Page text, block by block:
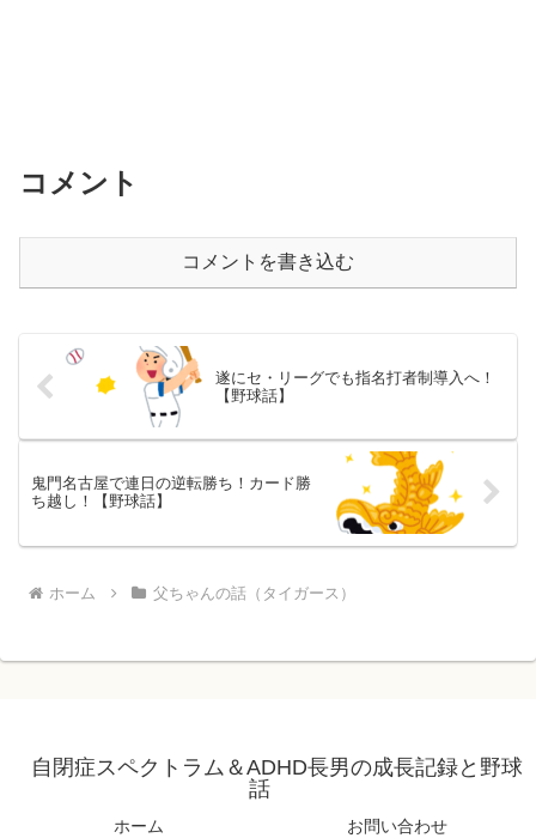
コメント
コメントを書き込む
遂にセ・リーグでも指名打者制導入へ！
【野球話】
鬼門名古屋で連日の逆転勝ち！カード勝
ち越し！【野球話】
ホーム 父ちゃんの話（タイガース）
自閉症スペクトラム＆ADHD長男の成長記録と野球
話
ホーム
お問い合わせ